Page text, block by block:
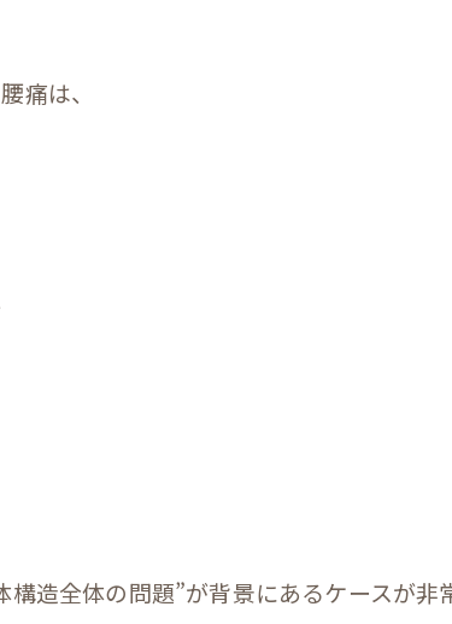
痛は、
構造全体の問題”が背景にあるケースが非